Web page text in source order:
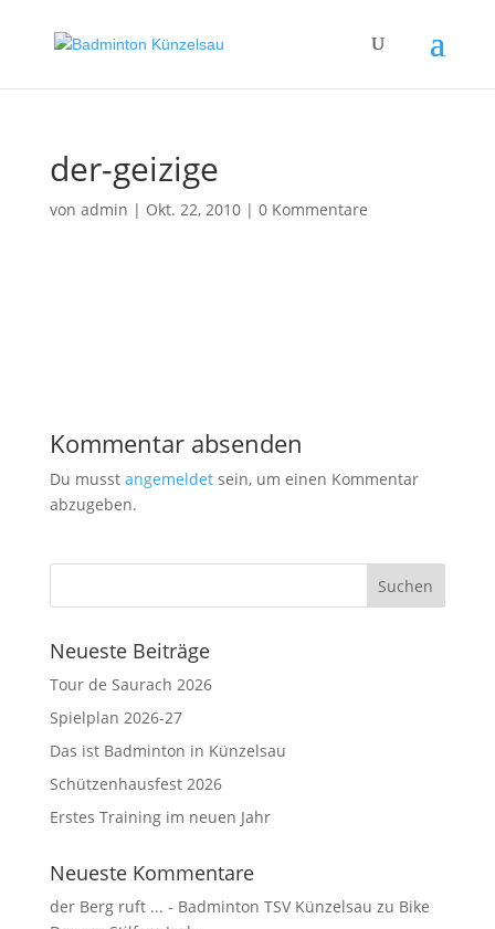
der-geizige
von admin | Okt. 22, 2010| 0 Kommentare
Kommentar absenden
Du musst angemeldetsein, um einen Kommentar
abzugeben.
Neueste Beiträge
Tour de Saurach 2026
Spielplan 2026-27
Das ist Badminton in Künzelsau
Schützenhausfest 2026
Erstes Training im neuen Jahr
Neueste Kommentare
der Berg ruft ... - Badminton TSV Künzelsau zu Bike